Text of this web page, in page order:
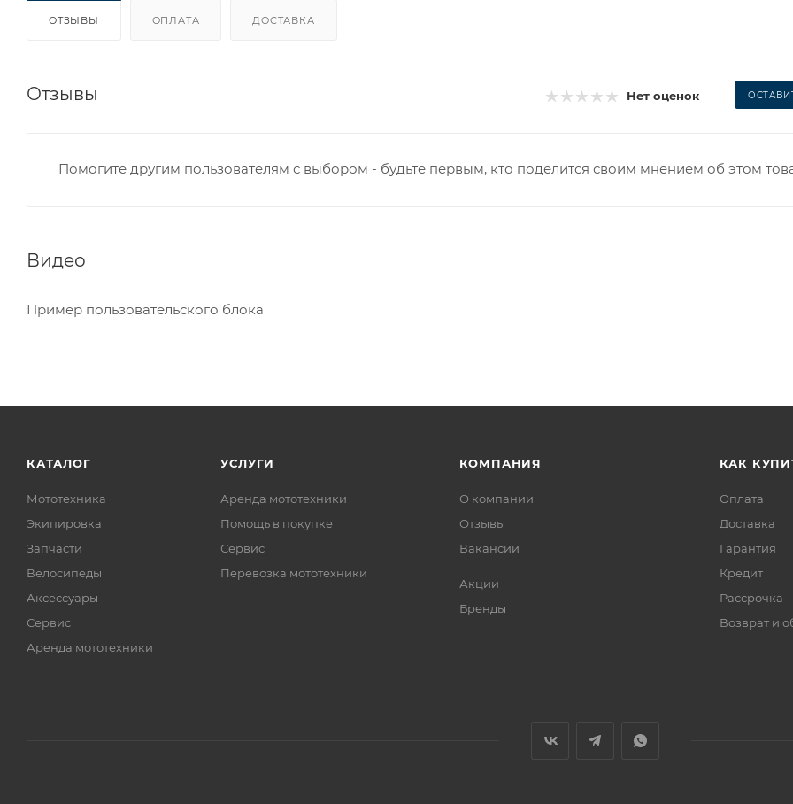
ОТЗЫВЫ ОПЛАТА ДОСТАВКА
Отзывы Нет оценок
Помогите другим пользователям с выбором - будьте первым, кто поделится своим мнением об этом
Видео
Пример пользовательского блока
КАТАЛОГ
Мототехника
Экипировка
Запчасти
Велосипеды
Аксессуары
Сервис
Аренда мототехники
УСЛУГИ
Аренда мототехники
Помощь в покупке
Сервис
Перевозка мототехники
КОМПАНИЯ
О компании
Отзывы
Вакансии
Акции
Бренды
КАК
Оплата
Доставка
Гарантия
Кредит
Рассрочка
Возврат и